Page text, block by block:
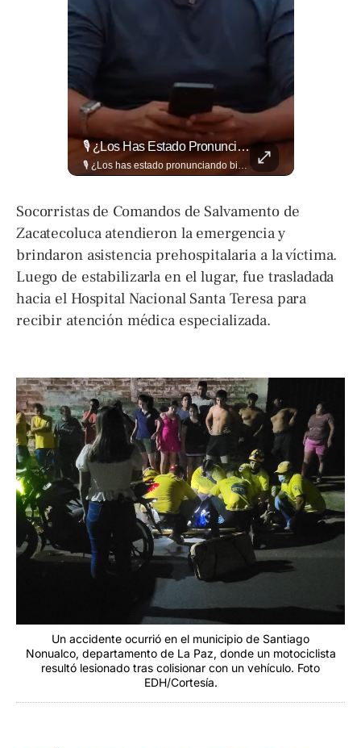
🎙️ ¿Los Has Estado Pronunciando Bien?
🎙️ ¿Los has estado pronunciando bien? 🤔 Pon a prueba tus conocimientos y descubre cómo se pronuncian correctamente los nombres de algunas de las figuras del Mundial. Lee más ➡️ eldiariodehoy.com
Socorristas de Comandos de Salvamento de
Zacatecoluca atendieron la emergencia y
brindaron asistencia prehospitalaria a la víctima.
Luego de estabilizarla en el lugar, fue trasladada
hacia el Hospital Nacional Santa Teresa para
recibir atención médica especializada.
Un accidente ocurrió en el municipio de Santiago
Nonualco, departamento de La Paz, donde un motociclista
resultó lesionado tras colisionar con un vehículo. Foto
EDH/Cortesía.